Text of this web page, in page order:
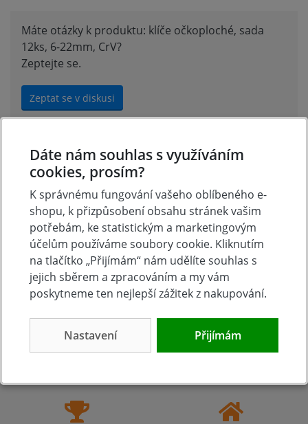
Máte otázky k produktu: klíče očkoploché, sada
12ks, 6-22mm, CrV?
Zeptejte se.
Zeptat se v diskusi
Hodnocení produktu
Přidejte vlastní hodnocení produktu a pomožte tak
dalším nakupujícím.
Hodnoťte.
Přidat vlastní hodnocení
Dáte nám souhlas s využíváním
cookies, prosím?
K správnému fungování vašeho oblíbeného e-
shopu, k přizpůsobení obsahu stránek vašim
potřebám, ke statistickým a marketingovým
účelům používáme soubory cookie. Kliknutím
na tlačítko „Přijímám“ nám udělíte souhlas s
jejich sběrem a zpracováním a my vám
poskytneme ten nejlepší zážitek z nakupování.
Nastavení Přijímám